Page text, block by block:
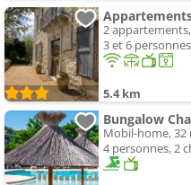
2
3 et 6
5.4 km
Mobil-home, 32
4 personnes, 2